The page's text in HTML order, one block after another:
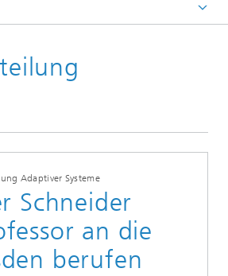
Adaptiver Systeme
Schneider
an die
berufen